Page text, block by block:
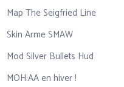
Map The Seigfried Line
Skin Arme SMAW
Mod Silver Bullets Hud
MOH:AA en hiver !